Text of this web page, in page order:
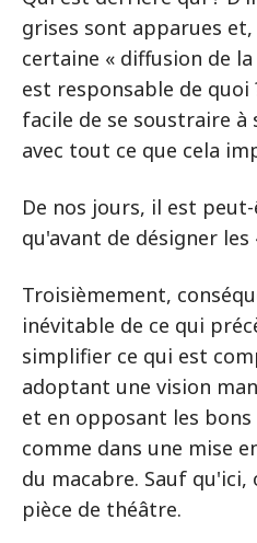
grises sont apparues et,
certaine « diffusion de
est responsable de quoi
facile de se soustraire à
avec tout ce que cela
De nos jours, il est
qu'avant de désigner les
Troisièmement,
inévitable de ce qui
simplifier ce qui est
adoptant une vision
et en opposant les bons
comme dans une mise
du macabre. Sauf qu'ici,
pièce de théâtre.